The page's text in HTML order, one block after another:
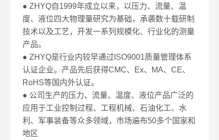
● ZHYQ自1999年成立以来，以压力、流量、温
度、液位四大物理量研究为基础，承袭数十载研制
技术以及工艺，开发一系列规模化、行业化的测量
产品。
● ZHYQ是行业内较早通过ISO9001质量管理体系
认证企业。产品先后获得CMC、Ex、MA、CE、
RoHS等国内外认证。
● 公司生产的压力、流量、温度、液位产品广泛的
应用于工业控制过程、工程机械、石油化工、水
利、军事装备等众多领域，市场遍布50多个国家和
地区